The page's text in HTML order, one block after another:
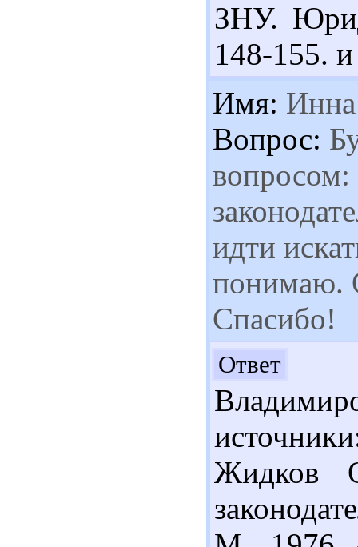
ЗНУ.
148-155.
Имя:
Вопрос:
вопросом:
идти
понимаю.
Спасибо!
Ответ
Жидков